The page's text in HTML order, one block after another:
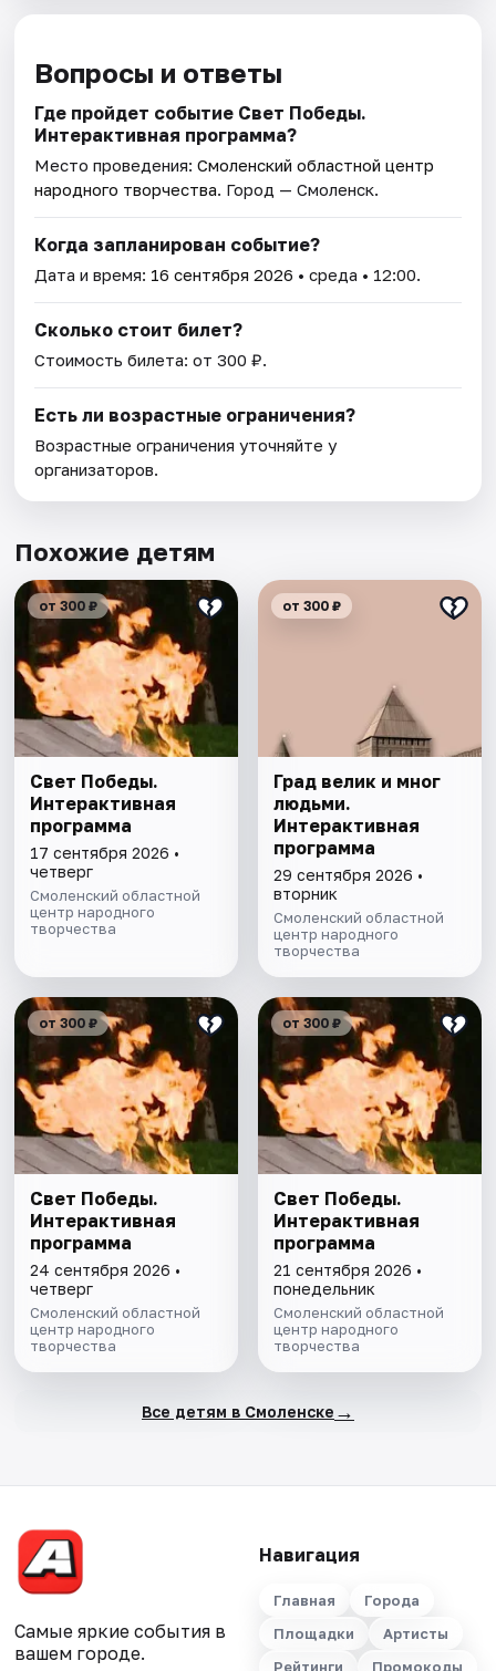
Вопросы и ответы
Где пройдет событие Свет Победы.
Интерактивная программа?
Место проведения:Смоленский областной центр
народного творчества. Город — Смоленск.
Когда запланирован событие?
Дата и время: 16 сентября 2026 • среда • 12:00.
Сколько стоит билет?
Стоимость билета: от 300 ₽.
Есть ли возрастные ограничения?
Возрастные ограничения уточняйте у
организаторов.
Похожие детям
от 300 ₽
Свет Победы.
Интерактивная
программа
17 сентября 2026 •
четверг
Смоленский областной
центр народного
творчества
от 300 ₽
Град велик и мног
людьми.
Интерактивная
программа
29 сентября 2026 •
вторник
Смоленский областной
центр народного
творчества
от 300 ₽
Свет Победы.
Интерактивная
программа
24 сентября 2026 •
четверг
Смоленский областной
центр народного
творчества
от 300 ₽
Свет Победы.
Интерактивная
программа
21 сентября 2026 •
понедельник
Смоленский областной
центр народного
творчества
Все детям в Смоленске →
Самые яркие события в
вашем городе.
Навигация
Главная
Города
Площадки
Артисты
Рейтинги
Промокоды